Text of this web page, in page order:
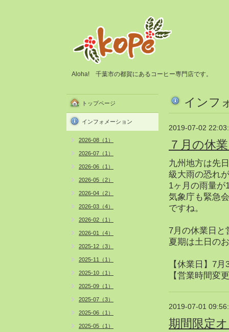
Aloha! 千葉市の都賀にあるコーヒー専門店です。
インフ
2019-07-02
７月の休
九州地方は先
級大雨の恐れ
1ヶ月の雨量が
気象庁も緊急
ですね。
7月の休業日と
夏期は土日の
【休業日】7
【営業時間変
2019-07-01
期間限定
トップページ
インフォメーション
2026-08（1）
2026-07（1）
2026-06（1）
2026-05（2）
2026-04（2）
2026-03（4）
2026-02（1）
2026-01（4）
2025-12（3）
2025-11（1）
2025-10（1）
2025-09（1）
2025-07（3）
2025-06（1）
2025-05（1）